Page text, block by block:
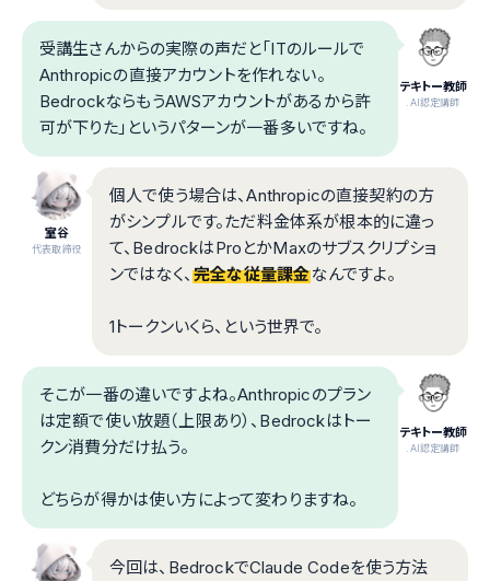
テキトー教師
.AI認定講師
受講生さんからの実際の声だと「ITのルールで
Anthropicの直接アカウントを作れない。
BedrockならもうAWSアカウントがあるから許
可が下りた」というパターンが一番多いですね。
室谷
代表取締役
個人で使う場合は、Anthropicの直接契約の方
がシンプルです。ただ料金体系が根本的に違っ
て、BedrockはProとかMaxのサブスクリプショ
ンではなく、 完全な従量課金なんですよ。
1トークンいくら、という世界で。
テキトー教師
.AI認定講師
そこが一番の違いですよね。Anthropicのプラン
は定額で使い放題（上限あり）、Bedrockはトー
クン消費分だけ払う。
どちらが得かは使い方によって変わりますね。
今回は、BedrockでClaude Codeを使う方法